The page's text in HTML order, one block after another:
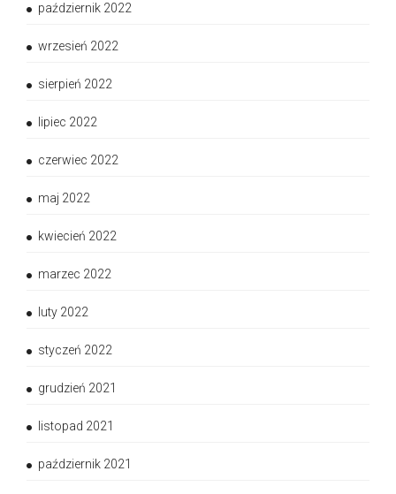
październik 2022
wrzesień 2022
sierpień 2022
lipiec 2022
czerwiec 2022
maj 2022
kwiecień 2022
marzec 2022
luty 2022
styczeń 2022
grudzień 2021
listopad 2021
październik 2021